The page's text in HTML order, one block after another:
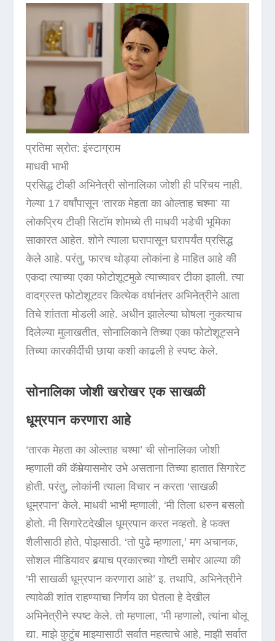
प्रतिमा स्रोत: इंस्टाग्राम
माधवी भाभी
प्रसिद्ध टीव्ही अभिनेत्री सोनालिका जोशी ही परिचय नाही.
गेल्या 17 वर्षांपासून ‘तारक मेहता का ओल्ताह चश्मा’ या
लोकप्रिय टीव्ही सिटॉम शोमध्ये ती माधवी भडेची भूमिका
साकारत आहेत. शोने त्याला घरापासून घरापर्यंत प्रसिद्ध
केले आहे. परंतु, फारच थोड्या लोकांना हे माहित आहे की
एकदा त्याच्या एका फोटोशूटमुळे त्याच्यावर टीका झाली. त्या
वादग्रस्त फोटोशूटवर कित्येक वर्षानंतर अभिनेत्रीने आता
तिचे शांतता मोडली आहे. अधीन झालेल्या घोषला नुकत्याच
दिलेल्या मुलाखतीत, सोनालिकाने तिच्या एका फोटोशूट्सने
तिच्या कारकीर्दीची छाया कशी काढली हे स्पष्ट केले.
सोनालिका जोशी खरोखर एक साखळी
धूम्रपान करणारा आहे
‘तारक मेहता का ओल्ताह चश्मा’ ची सोनालिका जोशी
म्हणाली की कॅमेर्‍यासमोर उभे असताना तिच्या हातात सिगारेट
होती. परंतु, लोकांनी त्याला विचार न करता ‘साखळी
धूम्रपान’ केले. माधवी भाभी म्हणाली, ‘मी तिला धरुन बसलो
होतो. मी सिगारेटदेखील धूम्रपान करत नव्हतो. हे फक्त
शैलीसाठी होते, पोझसाठी. ‘तो पुढे म्हणाला,’ मग अचानक,
सोशल मीडियावर बर्‍याच प्रकारच्या गोष्टी समोर आल्या की
‘मी साखळी धूम्रपान करणारा आहे’ इ. तथापि, अभिनेत्रीने
त्यावेळी शांत राहण्याचा निर्णय का घेतला हे देखील
अभिनेत्रीने स्पष्ट केले. तो म्हणाला, ‘मी म्हणालो, त्यांना बोलू
द्या. माझे कुटुंब माझ्यासाठी सर्वात महत्वाचे आहे, माझी सर्वात